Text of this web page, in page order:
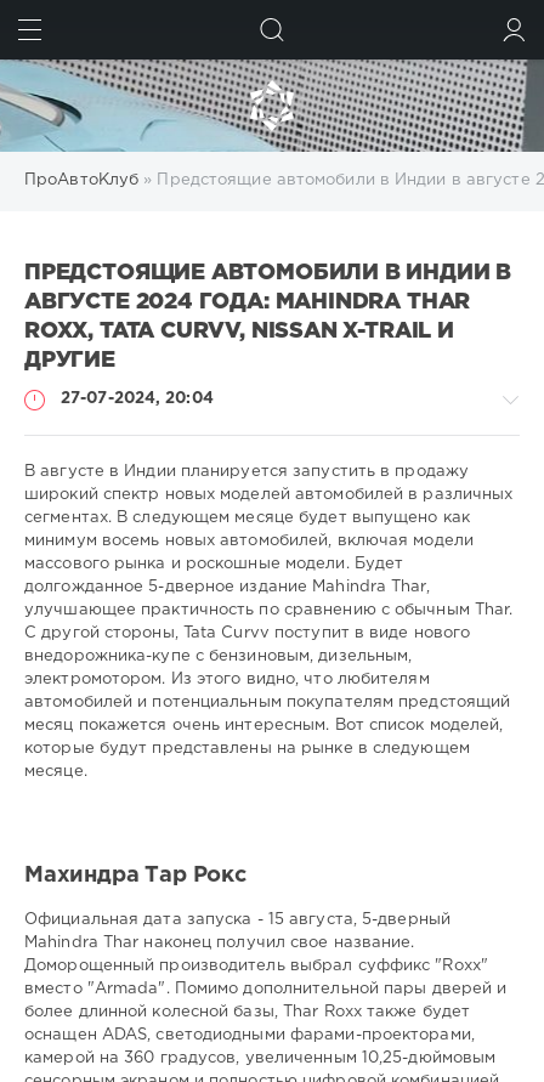
ПроАвтоКлуб » Предстоящие автомобили в Индии в августе
ПРЕДСТОЯЩИЕ АВТОМОБИЛИ В ИНДИИ В
АВГУСТЕ 2024 ГОДА: MAHINDRA THAR
ROXX, TATA CURVV, NISSAN X-TRAIL И
ДРУГИЕ
27-07-2024, 20:04
gugolo
237
0
В августе в Индии планируется запустить в продажу
широкий спектр новых моделей автомобилей в различных
сегментах. В следующем месяце будет выпущено как
минимум восемь новых автомобилей, включая модели
массового рынка и роскошные модели. Будет
долгожданное 5-дверное издание Mahindra Thar,
улучшающее практичность по сравнению с обычным Thar.
С другой стороны, Tata Curvv поступит в виде нового
внедорожника-купе с бензиновым, дизельным,
электромотором. Из этого видно, что любителям
автомобилей и потенциальным покупателям предстоящий
месяц покажется очень интересным. Вот список моделей,
которые будут представлены на рынке в следующем
месяце.
Махиндра Тар Рокс
Официальная дата запуска - 15 августа, 5-дверный
Mahindra Thar наконец получил свое название.
Доморощенный производитель выбрал суффикс "Roxx"
вместо "Armada". Помимо дополнительной пары дверей и
более длинной колесной базы, Thar Roxx также будет
оснащен ADAS, светодиодными фарами-проекторами,
камерой на 360 градусов, увеличенным 10,25-дюймовым